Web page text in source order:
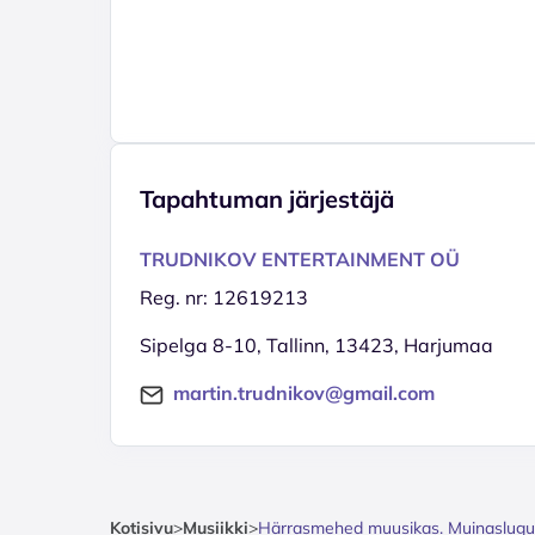
Tapahtuman järjestäjä
TRUDNIKOV ENTERTAINMENT OÜ
Reg. nr: 12619213
Sipelga 8-10, Tallinn, 13423, Harjumaa
martin.trudnikov@gmail.com
Kotisivu>Musiikki>Härrasmehed muusikas.